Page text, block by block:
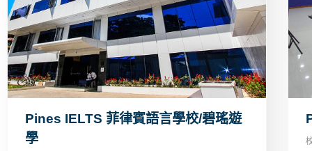
Pines IELTS 菲律賓語言學校/碧瑤遊
學